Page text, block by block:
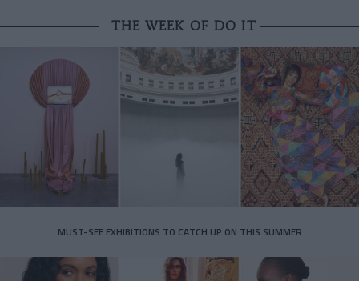
THE WEEK OF DO IT
MUST-SEE EXHIBITIONS TO CATCH UP ON THIS SUMMER